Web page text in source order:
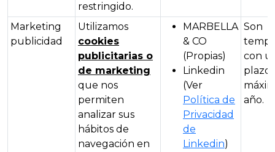
restringido.
Marketing
publicidad
Utilizamos
cookies
publicitarias o
de marketing
que nos
permiten
analizar sus
hábitos de
navegación en
MARBELLA
& CO
(Propias)
Linkedin
(Ver
Política de
Privacidad
de
Linkedin)
Son
con
plazo
año.